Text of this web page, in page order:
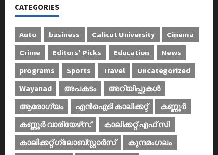
CATEGORIES
Auto business Calicut University
Cinema
Crime
Editors' Picks Education
News
programs
Sports Travel
Uncategorized
Wayanad
അപകടം
അറിയിപ്പുകള്‍
ആരോഗ്യം
എൻഐടി കാലിക്കറ്റ്
കണ്ണൂര്‍
കണ്ണൂര്‍ വാരിയേഴ്‌സ്
കാലിക്കറ്റ് എഫ് സി
കാലിക്കറ്റ് ഗ്ലോബ്സ്റ്റാർസ്
കുന്ദമംഗലം